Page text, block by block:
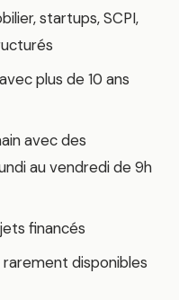
startups, SCPI,
plus de 10 ans
avec des
au vendredi de 9h
financés
disponibles